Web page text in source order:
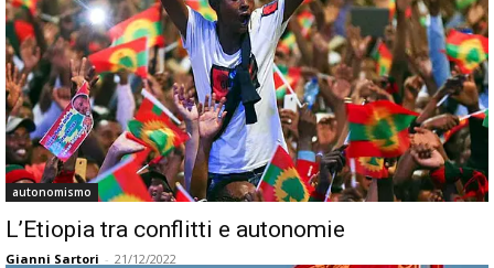
autonomismo
L’Etiopia tra conflitti e autonomie
Gianni Sartori - 21/12/2022